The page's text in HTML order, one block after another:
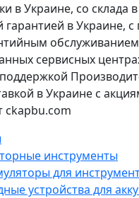
в Украине, со склада в
в Украине,
сервисных
в Украине с
ckapbu.com
инструменты
для
устройства для